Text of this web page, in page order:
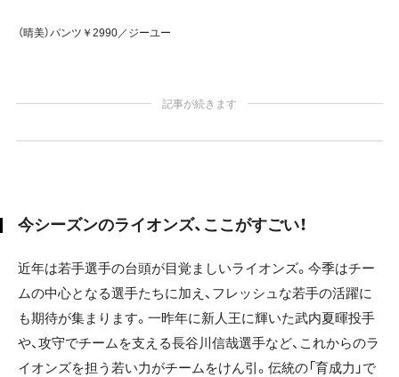
（晴美）パンツ￥2990／ジーユー
記事が続きます
今シーズンのライオンズ、ここがすごい！
近年は若手選手の台頭が目覚ましいライオンズ。今季はチー
ムの中心となる選手たちに加え、フレッシュな若手の活躍に
も期待が集まります。一昨年に新人王に輝いた武内夏暉投手
や、攻守でチームを支える長谷川信哉選手など、これからのラ
イオンズを担う若い力がチームをけん引。伝統の「育成力」で